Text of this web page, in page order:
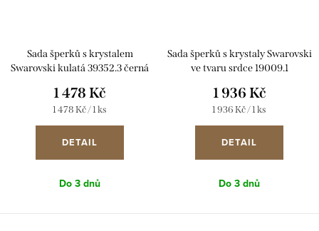
Sada šperků s krystalem
Swarovski kulatá 39352.3 černá
1 478 Kč
Měrná
cena:
1 478 Kč / 1 ks
DETAIL
Do 3 dnů
Sada šperků s krystaly Swarovski
ve tvaru srdce 19009.1
1 936 Kč
Měrná
cena:
1 936 Kč / 1 ks
DETAIL
Do 3 dnů